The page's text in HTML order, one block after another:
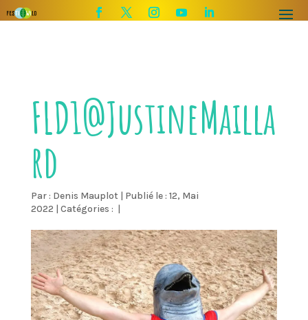
FLD1@JustineMailla
rd
Par : Denis Mauplot | Publié le : 12, Mai
2022 | Catégories : |